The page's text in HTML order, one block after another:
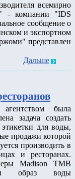
всемирно
- компании "IDS
сообщение о
и экспортном
представлен
Дальше
была
задача создать
этикетки для воды,
продажи которой
производить в
и ресторанах.
Madison TMB
образ воды